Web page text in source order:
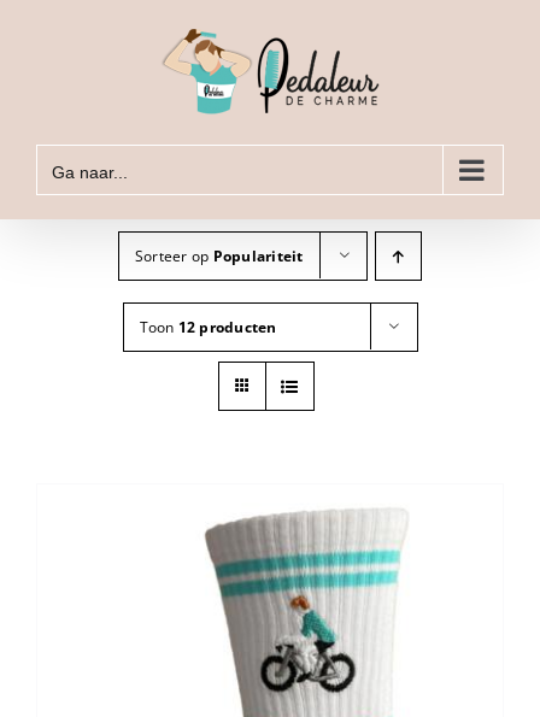
Ga naar...
Sorteer op Populariteit
Toon 12 producten